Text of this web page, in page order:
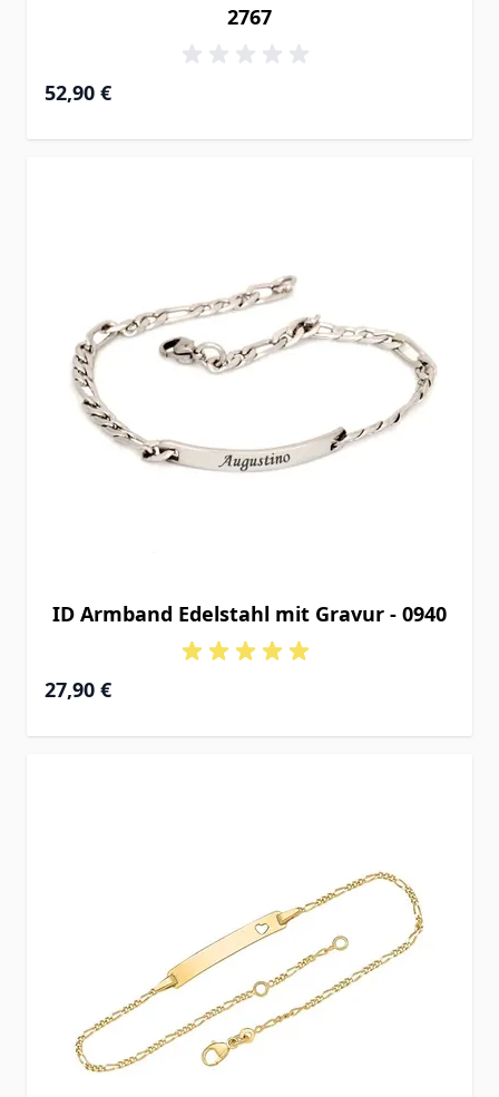
2767
52,90 €
ID Armband Edelstahl mit Gravur - 0940
27,90 €